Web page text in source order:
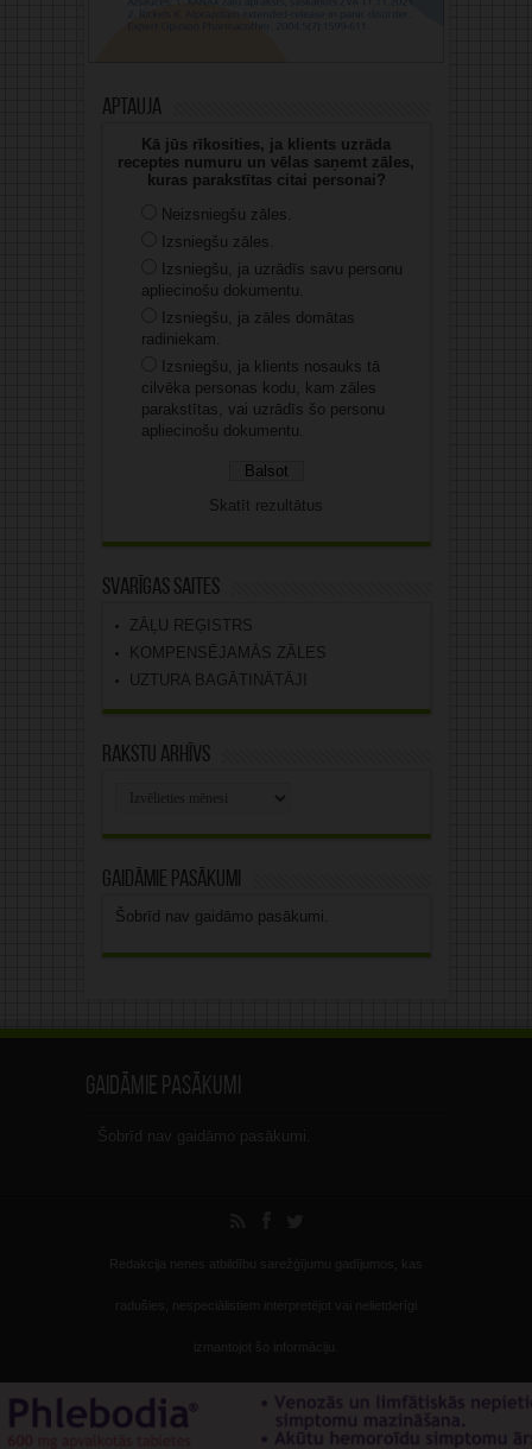
Aptauja
Kā jūs rīkosities, ja klients uzrāda
receptes numuru un vēlas saņemt zāles,
kuras parakstītas citai personai?
Neizsniegšu zāles.
Izsniegšu zāles.
Izsniegšu, ja uzrādīs savu personu
apliecinošu dokumentu.
Izsniegšu, ja zāles domātas
radiniekam.
Izsniegšu, ja klients nosauks tā
cilvēka personas kodu, kam zāles
parakstītas, vai uzrādīs šo personu
apliecinošu dokumentu.
Skatīt rezultātus
Svarīgas saites
ZĀĻU REĢISTRS
KOMPENSĒJAMĀS ZĀLES
UZTURA BAGĀTINĀTĀJI
Rakstu arhīvs
Gaidāmie pasākumi
Šobrīd nav gaidāmo pasākumi.
Gaidāmie pasākumi
Šobrīd nav gaidāmo pasākumi.
Redakcija nenes atbildību sarežģījumu gadījumos, kas